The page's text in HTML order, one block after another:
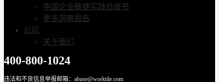
中国企业敏捷实践白皮书
更多洞察报告
公司
关于我们
400-800-1024
违法和不良信息举报邮箱：abuse@worktile.com